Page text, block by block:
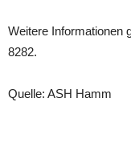
Weitere Informationen
8282.
Quelle: ASH Hamm